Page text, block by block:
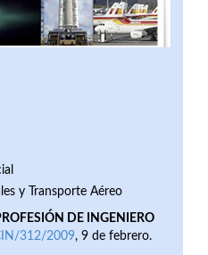
y Transporte Aéreo
DE INGENIERO
312/2009, 9 de febrero.